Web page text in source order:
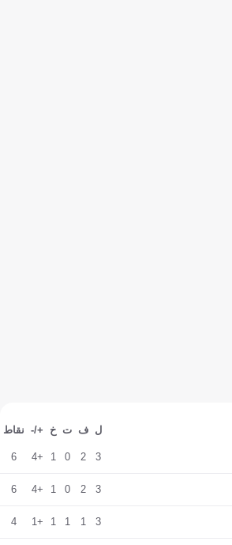
ل ف ت خ +/- نقاط
3
2
0
1
+4
6
3
2
0
1
+4
6
3
1
1
1
+1
4